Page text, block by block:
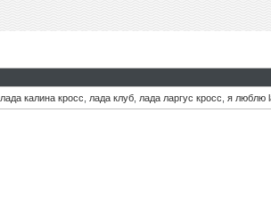
лада калина кросс лада клуб лада ларгус кросс я люблю